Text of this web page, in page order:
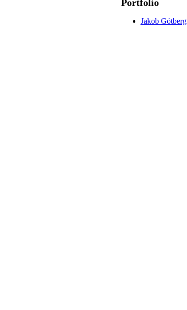
Portfolio
Jakob Götberg